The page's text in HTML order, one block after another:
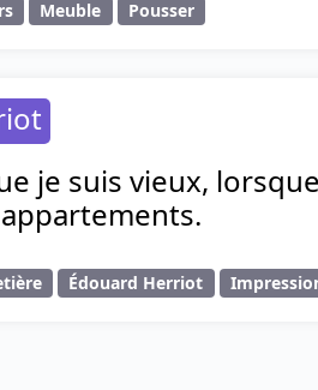
Meuble Pousser
je suis vieux,
Édouard Herriot